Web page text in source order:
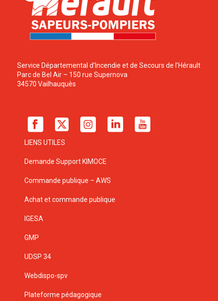
Service Départemental d’Incendie et de Secours de l’Hérault
Parc de Bel Air – 150 rue Supernova
34570 Vailhauquès
LIENS UTILES
Demande Support KIMOCE
Commande publique – AWS
Achat et commande publique
IGESA
GMP
UDSP 34
Webdispo-spv
Plateforme pédagogique